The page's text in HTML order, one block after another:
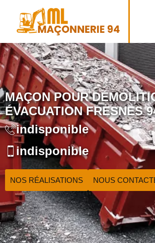
MAÇON POUR
ÉVACUATION FRESNES
indisponible
indisponible
NOS RÉALISATIONS NOUS